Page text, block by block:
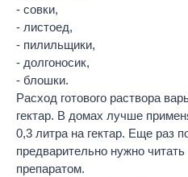
- совки,
- листоед,
- пилильщики,
- долгоносик,
- блошки.
Расход готового раствора
гектар. В домах лучше
0,3 литра на гектар. Еще раз
предварительно нужно
препаратом.